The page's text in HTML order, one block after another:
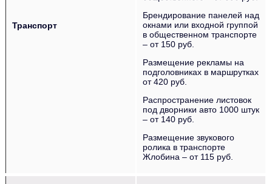
Транспорт
Брендирование панелей над
окнами или входной группой
в общественном транспорте
– от 150 руб.
Размещение рекламы на
подголовниках в маршрутках
от 420 руб.
Распространение листовок
под дворники авто 1000 штук
– от 140 руб.
Размещение звукового
ролика в транспорте
Жлобина – от 115 руб.